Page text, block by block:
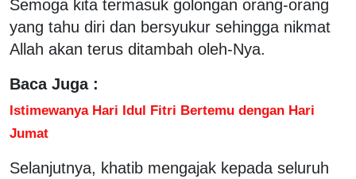
Semoga kita termasuk golongan orang-orang
yang tahu diri dan bersyukur sehingga nikmat
Allah akan terus ditambah oleh-Nya.
Baca Juga :
Istimewanya Hari Idul Fitri Bertemu dengan Hari
Jumat
Selanjutnya, khatib mengajak kepada seluruh